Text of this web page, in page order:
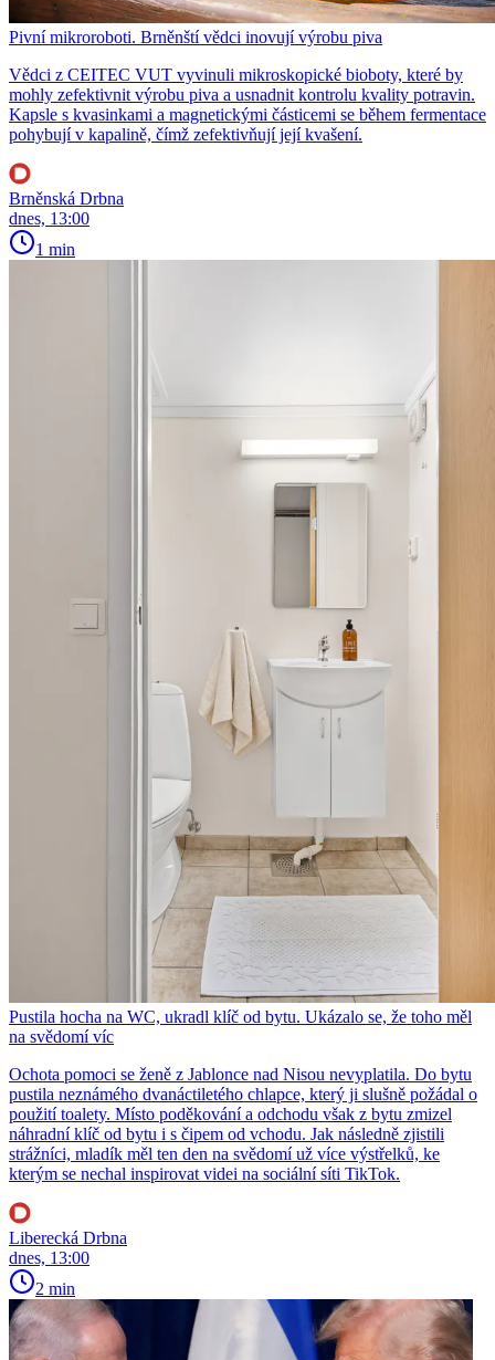
Pivní mikroroboti. Brněnští vědci inovují výrobu piva
Vědci z CEITEC VUT vyvinuli mikroskopické bioboty, které by
mohly zefektivnit výrobu piva a usnadnit kontrolu kvality potravin.
Kapsle s kvasinkami a magnetickými částicemi se během fermentace
pohybují v kapalině, čímž zefektivňují její kvašení.
Brněnská Drbna
dnes, 13:00
1 min
Pustila hocha na WC, ukradl klíč od bytu. Ukázalo se, že toho měl
na svědomí víc
Ochota pomoci se ženě z Jablonce nad Nisou nevyplatila. Do bytu
pustila neznámého dvanáctiletého chlapce, který ji slušně požádal o
použití toalety. Místo poděkování a odchodu však z bytu zmizel
náhradní klíč od bytu i s čipem od vchodu. Jak následně zjistili
strážníci, mladík měl ten den na svědomí už více výstřelků, ke
kterým se nechal inspirovat videi na sociální síti TikTok.
Liberecká Drbna
dnes, 13:00
2 min